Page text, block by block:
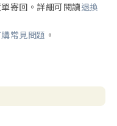
寄回。詳細可閱讀退換
常見問題 。